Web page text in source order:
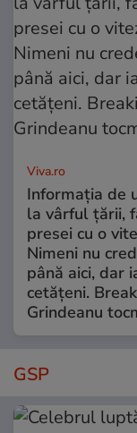
Viva.ro
Informația de
la vârful țării,
presei cu o
Nimeni nu
până aici, dar
cetățeni.
Grindeanu
GSP